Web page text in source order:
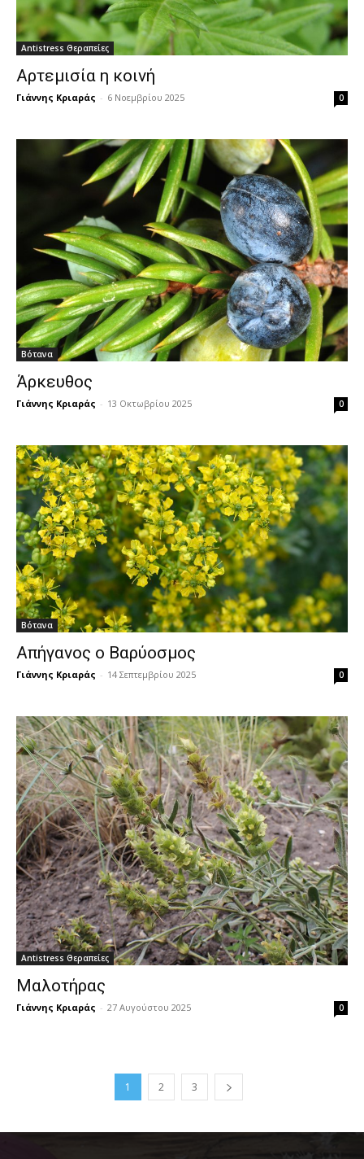
Antistress Θεραπείες
Αρτεμισία η κοινή
Γιάννης Κριαράς - 6 Νοεμβρίου 2025 0
Βότανα
Άρκευθος
Γιάννης Κριαράς - 13 Οκτωβρίου 2025 0
Βότανα
Απήγανος ο Βαρύοσμος
Γιάννης Κριαράς - 14 Σεπτεμβρίου 2025 0
Antistress Θεραπείες
Μαλοτήρας
Γιάννης Κριαράς - 27 Αυγούστου 2025 0
1 2 3